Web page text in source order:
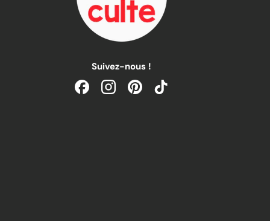
Suivez-nous !
FacebookInstagramPinterestTikTok